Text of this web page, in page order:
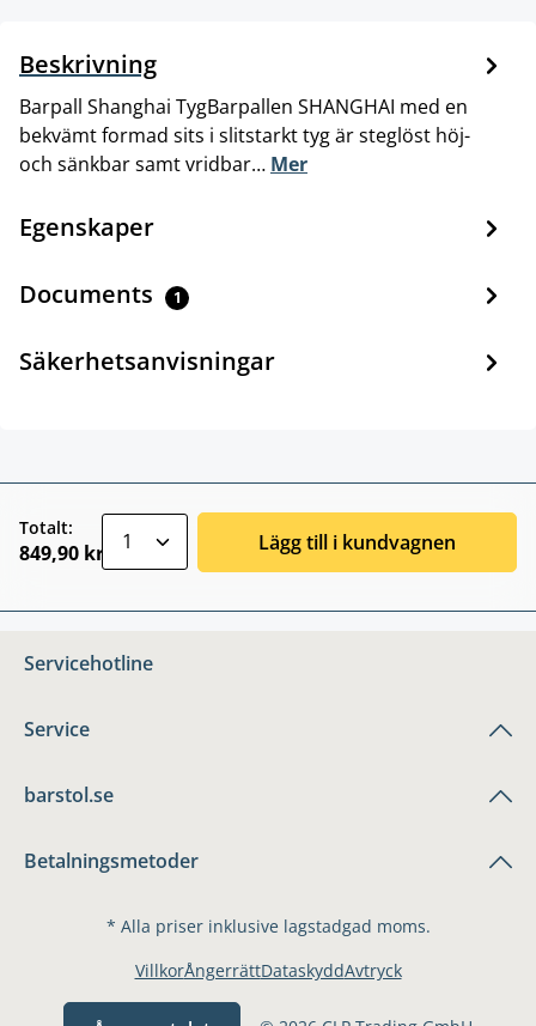
Beskrivning
Barpall Shanghai TygBarpallen SHANGHAI med en
bekvämt formad sits i slitstarkt tyg är steglöst höj-
och sänkbar samt vridbar… Mer
Egenskaper
Documents 1
Säkerhetsanvisningar
Totalt:
849,90 kr Lägg till i kundvagnen
Servicehotline
Service
barstol.se
Betalningsmetoder
* Alla priser inklusive lagstadgad moms.
VillkorÅngerrättDataskyddAvtryck